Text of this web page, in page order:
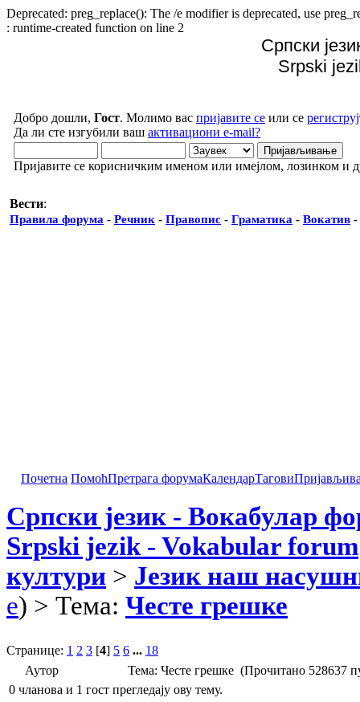
Deprecated: preg_replace(): The /e modifier is deprecated, use
: runtime-created function on line 2
Српски
Srpski
Добро дошли, Гост. Молимо вас пријавите се или се
Да ли сте изгубили ваш активациони e-mail?
Пријавите се корисничким именом или имејлом, лозинком и
Вести:
Правила форума - Речник - Правопис - Граматика - Вокатив -
Почетна ПомоћПретрага форумаКалендарТагови
Српски језик - Вокабулар
Srpski jezik - Vokabular forum
култури > Језик наш
e) > Тема: Честе грешке
Странице: 1 2 3 [4] 5 6 ... 18
Аутор
Тема: Честе грешке (Прочитано 528637
0 чланова и 1 гост прегледају ову тему.